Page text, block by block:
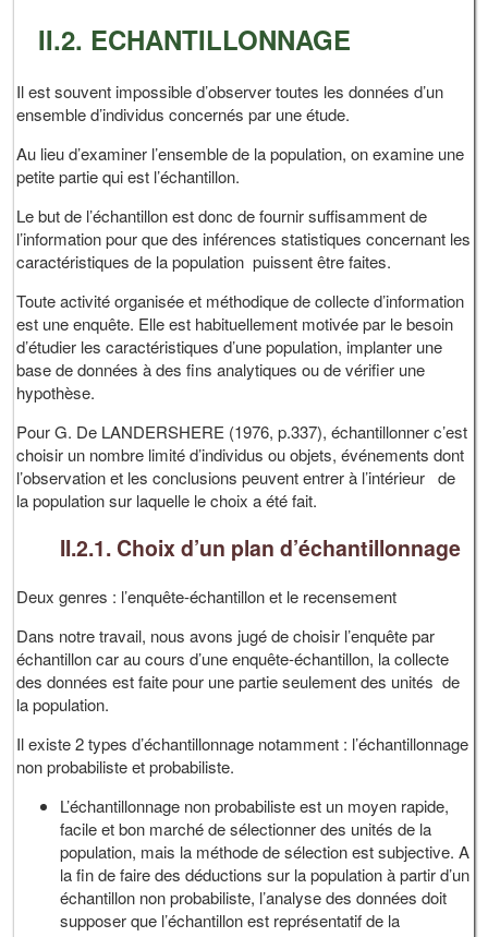
II.2. ECHANTILLONNAGE
Il est souvent impossible d’observer toutes les données d’un
ensemble d’individus concernés par une étude.
Au lieu d’examiner l’ensemble de la population, on examine une
petite partie qui est l’échantillon.
Le but de l’échantillon est donc de fournir suffisamment de
l’information pour que des inférences statistiques concernant les
caractéristiques de la population puissent être faites.
Toute activité organisée et méthodique de collecte d’information
est une enquête. Elle est habituellement motivée par le besoin
d’étudier les caractéristiques d’une population, implanter une
base de données à des fins analytiques ou de vérifier une
hypothèse.
Pour G. De LANDERSHERE (1976, p.337), échantillonner c’est
choisir un nombre limité d’individus ou objets, événements dont
l’observation et les conclusions peuvent entrer à l’intérieur de
la population sur laquelle le choix a été fait.
II.2.1. Choix d’un plan d’échantillonnage
Deux genres : l’enquête-échantillon et le recensement
Dans notre travail, nous avons jugé de choisir l’enquête par
échantillon car au cours d’une enquête-échantillon, la collecte
des données est faite pour une partie seulement des unités de
la population.
Il existe 2 types d’échantillonnage notamment : l’échantillonnage
non probabiliste et probabiliste.
L’échantillonnage non probabiliste est un moyen rapide,
facile et bon marché de sélectionner des unités de la
population, mais la méthode de sélection est subjective. A
la fin de faire des déductions sur la population à partir d’un
échantillon non probabiliste, l’analyse des données doit
supposer que l’échantillon est représentatif de la